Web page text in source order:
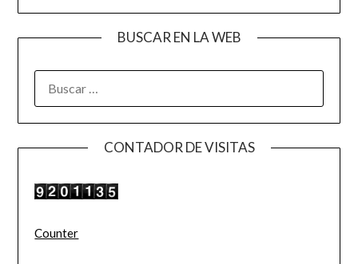
BUSCAR EN LA WEB
CONTADOR DE VISITAS
Counter